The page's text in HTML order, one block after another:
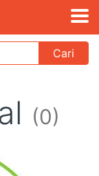
Cari
(0)